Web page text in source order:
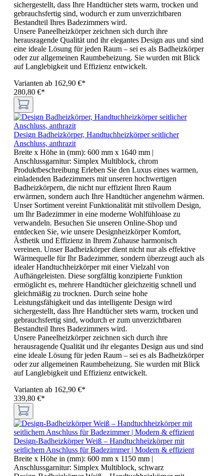
sichergestellt, dass Ihre Handtücher stets warm, trocken und
gebrauchsfertig sind, wodurch er zum unverzichtbaren
Bestandteil Ihres Badezimmers wird.
Unsere Paneelheizkörper zeichnen sich durch ihre
herausragende Qualität und ihr elegantes Design aus und sind
eine ideale Lösung für jeden Raum – sei es als Badheizkörper
oder zur allgemeinen Raumbeheizung. Sie wurden mit Blick
auf Langlebigkeit und Effizienz entwickelt.
Varianten ab 162,90 €*
280,80 €*
Design Badheizkörper, Handtuchheizkörper seitlicher
Anschluss, anthrazit
Breite x Höhe in (mm): 600 mm x 1640 mm |
Anschlussgarnitur: Simplex Multiblock, chrom
Produktbeschreibung Erleben Sie den Luxus eines warmen,
einladenden Badezimmers mit unseren hochwertigen
Badheizkörpern, die nicht nur effizient Ihren Raum
erwärmen, sondern auch Ihre Handtücher angenehm wärmen.
Unser Sortiment vereint Funktionalität mit stilvollem Design,
um Ihr Badezimmer in eine moderne Wohlfühloase zu
verwandeln. Besuchen Sie unseren Online-Shop und
entdecken Sie, wie unsere Designheizkörper Komfort,
Ästhetik und Effizienz in Ihrem Zuhause harmonisch
vereinen. Unser Badheizkörper dient nicht nur als effektive
Wärmequelle für Ihr Badezimmer, sondern überzeugt auch als
idealer Handtuchheizkörper mit einer Vielzahl von
Aufhängeleisten. Diese sorgfältig konzipierte Funktion
ermöglicht es, mehrere Handtücher gleichzeitig schnell und
gleichmäßig zu trocknen. Durch seine hohe
Leistungsfähigkeit und das intelligente Design wird
sichergestellt, dass Ihre Handtücher stets warm, trocken und
gebrauchsfertig sind, wodurch er zum unverzichtbaren
Bestandteil Ihres Badezimmers wird.
Unsere Paneelheizkörper zeichnen sich durch ihre
herausragende Qualität und ihr elegantes Design aus und sind
eine ideale Lösung für jeden Raum – sei es als Badheizkörper
oder zur allgemeinen Raumbeheizung. Sie wurden mit Blick
auf Langlebigkeit und Effizienz entwickelt.
Varianten ab 162,90 €*
339,80 €*
Design-Badheizkörper Weiß – Handtuchheizkörper mit
seitlichem Anschluss für Badezimmer | Modern & effizient
Breite x Höhe in (mm): 600 mm x 1150 mm |
Anschlussgarnitur: Simplex Multiblock, schwarz